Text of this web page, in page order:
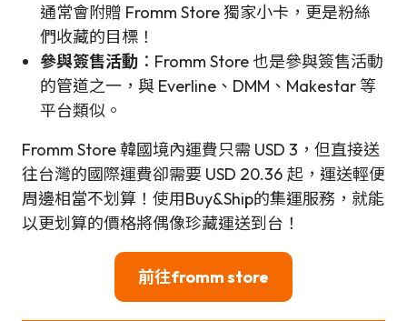
通常會附贈 Fromm Store 獨家小卡，更是粉絲
們收藏的目標！
參與簽售活動 ：Fromm Store 也是參與簽售活動
的管道之一，與 Everline、DMM、Makestar 等
平台類似。
Fromm Store 韓國境內運費只需 USD 3，但直接送
往台灣的國際運費卻需要 USD 20.36 起，運送輕便
周邊相當不划算！使用Buy&Ship的集運服務，就能
以更划算的價格將偶像珍藏運送到台！
前往fromm store